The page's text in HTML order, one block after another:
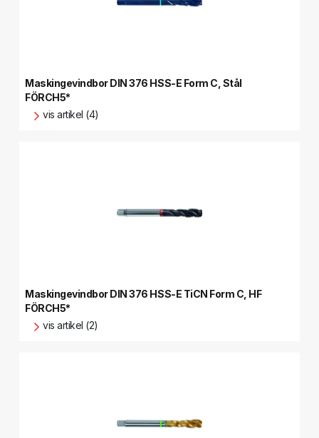
Maskingevindbor DIN 376 HSS-E Form C, Stål
FÖRCH5*
vis artikel (4)
Maskingevindbor DIN 376 HSS-E TiCN Form C, HF
FÖRCH5*
vis artikel (2)